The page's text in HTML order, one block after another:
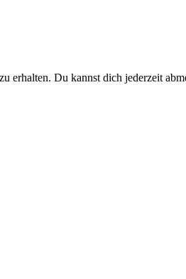
Du kannst dich jederzeit